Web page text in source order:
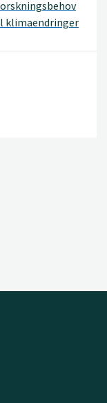
klimaendringer